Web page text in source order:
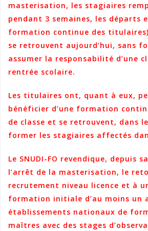
masterisation, les stagiaires
pendant 3 semaines, les départs
formation continue des
se retrouvent aujourd’hui, sans
assumer la responsabilité d’une
rentrée scolaire.
Les titulaires ont, quant à eux,
bénéficier d’une formation
de classe et se retrouvent, dans
former les stagiaires affectés
Le SNUDI-FO revendique, depuis
l’arrêt de la masterisation, le
recrutement niveau licence et à
formation initiale d’au moins un
établissements nationaux de
maîtres avec des stages